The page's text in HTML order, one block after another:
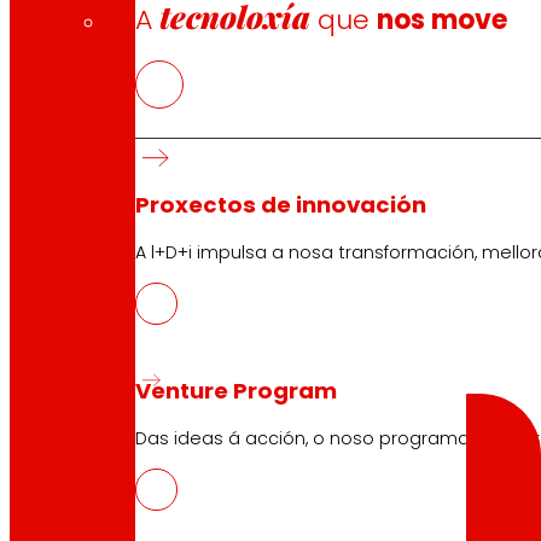
Atecnoloxía que nos move
Proxectos de innovación
A l+D+i impulsa a nosa transformación,
Venture Program
Das ideas á acción, o noso programa para
Condicións xerais do Club
Condicións xerais da Tarxeta Ouro
Política de cookies
Buscador